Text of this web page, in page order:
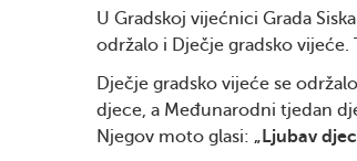
U Gradskoj vijećnici Grada
održalo i Dječje gradsko vijeće.
Dječje gradsko vijeće se
djece, a Međunarodni tjedan
Njegov moto glasi: „Ljubav